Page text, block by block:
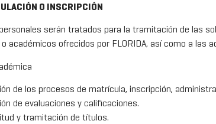
O INSCRIPCIÓN
serán tratados para la tramitación de las
académicos ofrecidos por FLORIDA, así como a las
de los procesos de matrícula, inscripción,
de evaluaciones y calificaciones.
y tramitación de títulos.